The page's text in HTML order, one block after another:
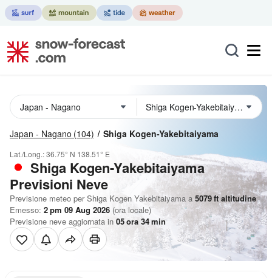
Japan - Nagano (104) Shiga Kogen-Yakebitaiyama
Lat./Long.:36.75° N 138.51° E
Shiga Kogen-Yakebitaiyama
Previsioni Neve
Previsione meteo per Shiga Kogen Yakebitaiyama a 5079ftaltitudine
Emesso: 2 pm 09 Aug 2026 (ora locale)
Previsione neve aggiornata in 05ora 34min